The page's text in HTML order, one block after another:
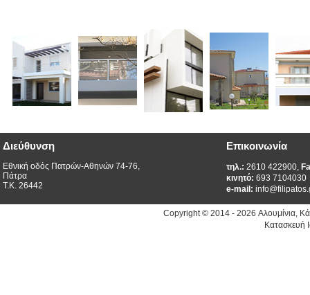
Διεύθυνση Επικοινωνία
Εθνική οδός Πατρών-Αθηνών 74-76,
Πάτρα
Τ.Κ. 26442
τηλ.: 2610 422900,
κινητό: 693 7104030
e-mail:
Copyright © 2014 - 2026 Αλουμίνια,
Κατασκευή